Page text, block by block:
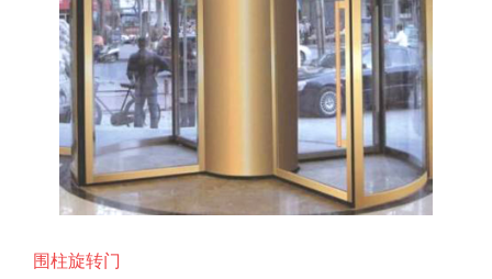
围柱旋转门